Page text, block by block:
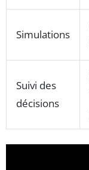
Simulations
Suivi des
décisions